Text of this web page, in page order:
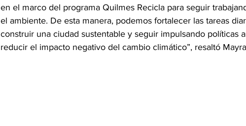
en el marco del programa Quilmes Recicla para seguir
el ambiente. De esta manera, podemos fortalecer las tareas
construir una ciudad sustentable y seguir impulsando políticas
reducir el impacto negativo del cambio climático”, resaltó